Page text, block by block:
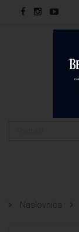
Naslovnica